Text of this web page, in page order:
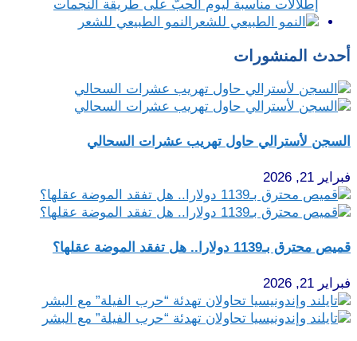
إطلالات مناسبة ليوم الحبّ على طريقة النجمات
النمو الطبيعي للشعر
أحدث المنشورات
السجن لأسترالي حاول تهريب عشرات السحالي
فبراير 21, 2026
قميص محترق بـ1139 دولارا.. هل تفقد الموضة عقلها؟
فبراير 21, 2026